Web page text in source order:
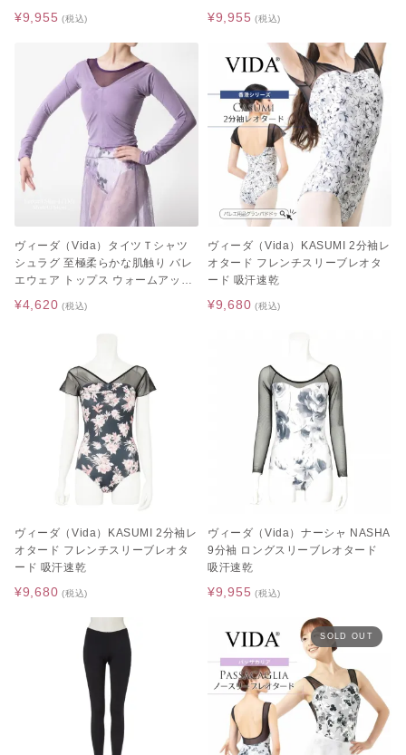
[A4カレンダープレゼント]サタ
2026.05.01
ゴールデンウィーク期間中のお
荷物のお届けに関するお知らせ
2026.04.26
ース ジュニア
¥9,955 (税込) ¥9,955 (税込)
ヴィーダ（Vida）タイツＴシャツ
シュラグ 至極柔らかな肌触り バレ
エウェア トップス ウォームアップ
ウェア
¥4,620 (税込)
ヴィーダ（Vida）KASUMI 2分袖レ
オタード フレンチスリーブレオタ
ード 吸汗速乾
¥9,680 (税込)
ヴィーダ（Vida）KASUMI 2分袖レ
オタード フレンチスリーブレオタ
ード 吸汗速乾
¥9,680 (税込)
ヴィーダ（Vida）ナーシャ NASHA
9分袖 ロングスリーブレオタード
吸汗速乾
¥9,955 (税込)
SOLD OUT